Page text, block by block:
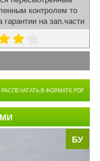
БУ
РАСПЕЧАТАТЬ В ФОРМАТЕ PDF
контролем то
гарантии на зап.части